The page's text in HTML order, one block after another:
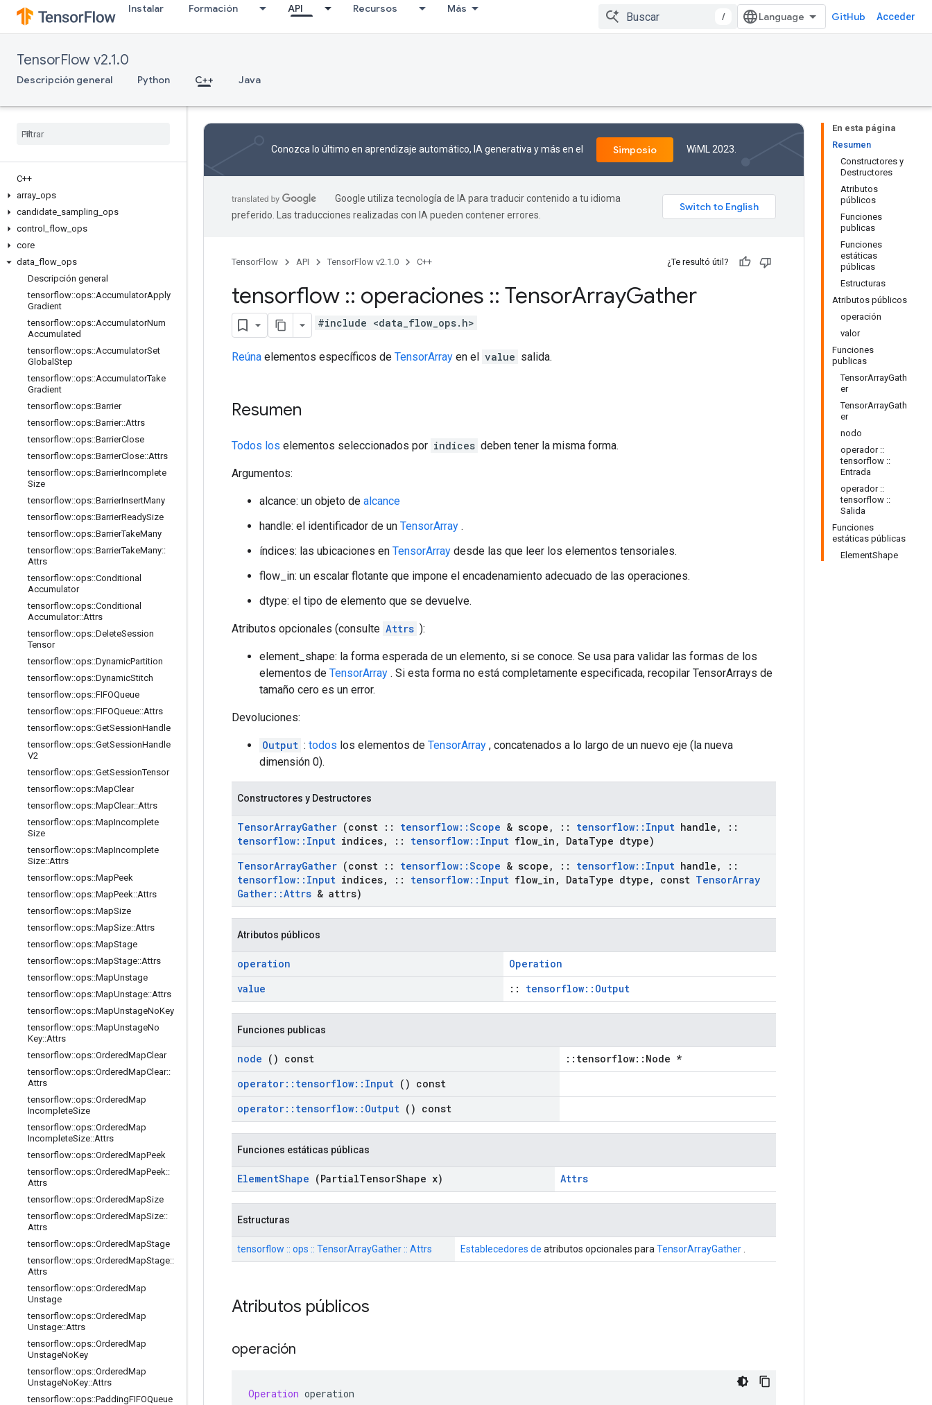
Instalar Formación API Recursos Más
/ GitHub Acceder
TensorFlow v2.1.0
Descripción general Python C++ Java
C++
array ops
candidate sampling ops
control
flow ops
core
data flow ops
Descripción general
tensorflow::ops::AccumulatorApply
Gradient
tensorflow::ops::AccumulatorNum
Accumulated
tensorflow::ops::AccumulatorSet
Global Step
tensorflow::ops::AccumulatorTake
Gradient
tensorflow::ops::Barrier
tensorflow::ops::Barrier::Attrs
tensorflow::ops::BarrierClose
tensorflow::ops::BarrierClose::Attrs
tensorflow::ops::BarrierIncomplete
Size
tensorflow::ops::BarrierInsertMany
tensorflow::ops::BarrierReadySize
tensorflow::ops::BarrierTakeMany
tensorflow::ops::BarrierTakeMany::
Attrs
tensorflow::ops::Conditional
Accumulator
tensorflow::ops::Conditional
Accumulator::Attrs
tensorflow::ops::DeleteSession
Tensor
tensorflow::ops::DynamicPartition
tensorflow::ops::DynamicStitch
tensorflow::ops::FIFOQueue
tensorflow::ops::FIFOQueue::Attrs
tensorflow::ops::GetSessionHandle
tensorflow::ops::GetSessionHandle
V2
tensorflow::ops::GetSessionTensor
tensorflow::ops::MapClear
tensorflow::ops::MapClear::Attrs
tensorflow::ops::MapIncomplete
Size
tensorflow::ops::MapIncomplete
Size::Attrs
tensorflow::ops::MapPeek
tensorflow::ops::MapPeek::Attrs
tensorflow::ops::MapSize
tensorflow::ops::MapSize::Attrs
tensorflow::ops::MapStage
tensorflow::ops::MapStage::Attrs
tensorflow::ops::MapUnstage
tensorflow::ops::MapUnstage::Attrs
tensorflow::ops::MapUnstageNoKey
tensorflow::ops::MapUnstageNo
Key::Attrs
tensorflow::ops::OrderedMapClear
tensorflow::ops::OrderedMapClear::
Attrs
tensorflow::ops::OrderedMap
IncompleteSize
tensorflow::ops::OrderedMap
IncompleteSize::Attrs
tensorflow::ops::OrderedMapPeek
tensorflow::ops::OrderedMapPeek::
Attrs
tensorflow::ops::OrderedMapSize
tensorflow::ops::OrderedMapSize::
Attrs
tensorflow::ops::OrderedMapStage
tensorflow::ops::OrderedMapStage::
Attrs
tensorflow::ops::OrderedMap
Unstage
tensorflow::ops::OrderedMap
Unstage::Attrs
tensorflow::ops::OrderedMap
UnstageNoKey
tensorflow::ops::OrderedMap
UnstageNoKey::Attrs
tensorflow::ops::PaddingFIFOQueue
En esta página
Resumen
Constructores y
Destructores
Atributos
públicos
Funciones
publicas
Funciones
estáticas
públicas
Estructuras
Atributos públicos
operación
valor
Funciones
publicas
TensorArrayGath
er
TensorArrayGath
er
nodo
operador ::
tensorflow ::
Entrada
operador ::
tensorflow ::
Salida
Funciones
estáticas públicas
ElementShape
Conozca lo último en aprendizaje automático, IA generativa y más en el Simposio WiML 2023.
Google utiliza tecnología de IA para traducir contenido a tu idioma
preferido. Las traducciones realizadas con IA pueden contener errores.
TensorFlow API TensorFlow v2.1.0 C++ ¿Te resultó útil?
tensorflow :: operaciones :: TensorArrayGather
#include <data_flow_ops.h>
Reúna elementos específicos de TensorArray en el value salida.
Resumen
Todos los elementos seleccionados por indices deben tener la misma forma.
Argumentos:
alcance: un objeto de alcance
handle: el identificador de un TensorArray .
índices: las ubicaciones en TensorArray desde las que leer los elementos tensoriales.
flow_in: un escalar flotante que impone el encadenamiento adecuado de las operaciones.
dtype: el tipo de elemento que se devuelve.
Atributos opcionales (consulte Attrs ):
element_shape: la forma esperada de un elemento, si se conoce. Se usa para validar las formas de los
elementos de TensorArray . Si esta forma no está completamente especificada, recopilar TensorArrays de
tamaño cero es un error.
Devoluciones:
Output : todos los elementos de TensorArray , concatenados a lo largo de un nuevo eje (la nueva
dimensión 0).
Constructores y Destructores
TensorArrayGather (const :: tensorflow::Scope & scope , :: tensorflow:: Input handle ,
::
tensorflow:: Input indices, :: tensorflow:: Input flow in , DataType dtype)
TensorArrayGather (const :: tensorflow::Scope & scope , :: tensorflow:: Input handle ,
::
tensorflow:: Input indices, :: tensorflow:: Input flow in , DataType dtype , const TensorArray
Gather::Attrs & attrs)
Atributos públicos
operation
Operation
value
:: tensorflow::Output
Funciones publicas
node () const
::tensorflow::Node *
operator:: tensorflow:: Input () const
operator:: tensorflow:: Output () const
Funciones estáticas públicas
ElementShape (PartialTensorShape x) Attrs
Estructuras
tensorflow :: ops :: TensorArrayGather :: Attrs Establecedores de atributos opcionales para TensorArrayGather
Atributos públicos
operación
Operation operation